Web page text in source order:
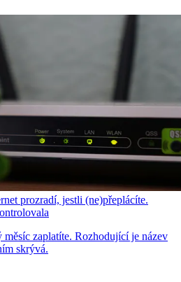
prozradí, jestli (ne)přeplácíte.
zaplatíte. Rozhodující je název
skrývá.